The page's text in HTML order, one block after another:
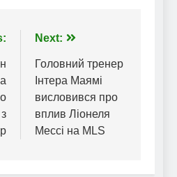
Next:
Головний тренер
Інтера Маямі
висловився про
вплив Ліонеля
Мессі на MLS